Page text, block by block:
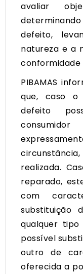
avaliar
defeito,
natureza e a
conformidade
PIBAMAS
que, caso o
defeito
realizada.
reparado,
com
substituição
qualquer tipo
possível
outro de
oferecida a